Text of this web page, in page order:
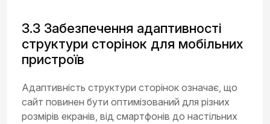
3.3 Забезпечення адаптивності
структури сторінок для мобільних
пристроїв
Адаптивність структури сторінок означає, що
сайт повинен бути оптимізований для різних
розмірів екранів, від смартфонів до настільних